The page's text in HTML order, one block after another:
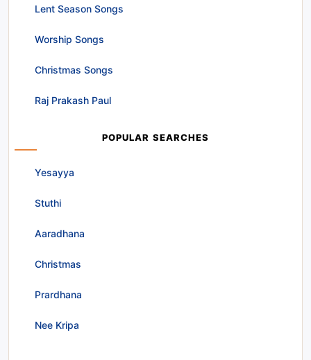
Lent Season Songs
Worship Songs
Christmas Songs
Raj Prakash Paul
POPULAR SEARCHES
Yesayya
Stuthi
Aaradhana
Christmas
Prardhana
Nee Kripa